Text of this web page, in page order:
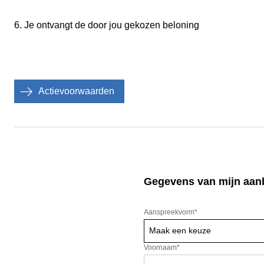
6. Je ontvangt de door jou gekozen beloning
Actievoorwaarden
Gegevens van mijn
Aanspreekvorm*
Maak een keuze
Voornaam*